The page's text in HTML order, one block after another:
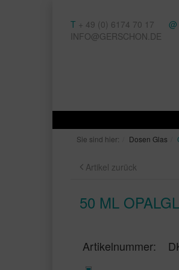
T + 49 (0) 6174 70 17
@
INFO@GERSCHON.DE
Sie sind hier: Dosen Glas
Artikel zurück
50 ML
Artikelnummer: